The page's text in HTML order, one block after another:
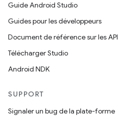
Guide Android Studio
Guides pour les développeurs
Document de référence sur les API
Télécharger Studio
Android NDK
SUPPORT
Signaler un bug de la plate-forme